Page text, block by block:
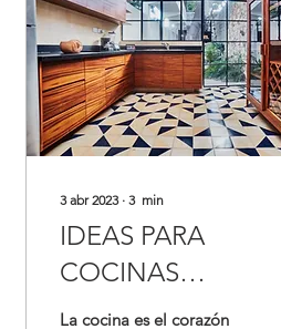
3 abr 2023∙ 3 min
IDEAS PARA
COCINAS
PEQUEÑAS PARA
La cocina es el corazón